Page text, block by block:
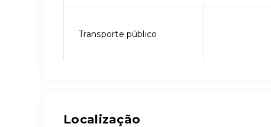
Transporte público
Localização